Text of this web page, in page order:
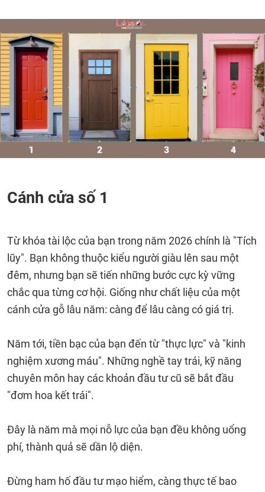
Cánh cửa số 1
Từ khóa tài lộc của bạn trong năm 2026 chính là "Tích
lũy". Bạn không thuộc kiểu người giàu lên sau một
đêm, nhưng bạn sẽ tiến những bước cực kỳ vững
chắc qua từng cơ hội. Giống như chất liệu của một
cánh cửa gỗ lâu năm: càng để lâu càng có giá trị.
Năm tới, tiền bạc của bạn đến từ "thực lực" và "kinh
nghiệm xương máu". Những nghề tay trái, kỹ năng
chuyên môn hay các khoản đầu tư cũ sẽ bắt đầu
"đơm hoa kết trái".
Đây là năm mà mọi nỗ lực của bạn đều không uổng
phí, thành quả sẽ dần lộ diện.
Đừng ham hố đầu tư mạo hiểm, càng thực tế bao